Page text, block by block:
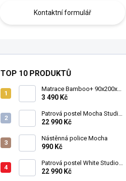
Kontaktní formulář
TOP 10 PRODUKTŮ
Matrace Bamboo+ 90x200x16
cm
3 490 Kč
Patrová postel Mocha Studio
pro 3 děti 90x200 cm s
22 990 Kč
Nástěnná police Mocha
990 Kč
Patrová postel White Studio
pro 3 děti 90x200 cm s
22 990 Kč